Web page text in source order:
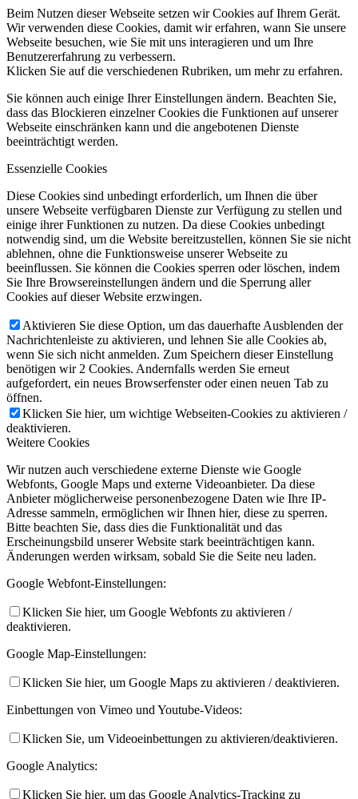
Beim Nutzen dieser Webseite setzen wir Cookies auf Ihrem Gerät.
Wir verwenden diese Cookies, damit wir erfahren, wann Sie unsere
Webseite besuchen, wie Sie mit uns interagieren und um Ihre
Benutzererfahrung zu verbessern.
Klicken Sie auf die verschiedenen Rubriken, um mehr zu erfahren.
Sie können auch einige Ihrer Einstellungen ändern. Beachten Sie,
dass das Blockieren einzelner Cookies die Funktionen auf unserer
Webseite einschränken kann und die angebotenen Dienste
beeinträchtigt werden.
Essenzielle Cookies
Diese Cookies sind unbedingt erforderlich, um Ihnen die über
unsere Webseite verfügbaren Dienste zur Verfügung zu stellen und
einige ihrer Funktionen zu nutzen. Da diese Cookies unbedingt
notwendig sind, um die Website bereitzustellen, können Sie sie nicht
ablehnen, ohne die Funktionsweise unserer Webseite zu
beeinflussen. Sie können die Cookies sperren oder löschen, indem
Sie Ihre Browsereinstellungen ändern und die Sperrung aller
Cookies auf dieser Website erzwingen.
Aktivieren Sie diese Option, um das dauerhafte Ausblenden der
Nachrichtenleiste zu aktivieren, und lehnen Sie alle Cookies ab,
wenn Sie sich nicht anmelden. Zum Speichern dieser Einstellung
benötigen wir 2 Cookies. Andernfalls werden Sie erneut
aufgefordert, ein neues Browserfenster oder einen neuen Tab zu
öffnen.
Klicken Sie hier, um wichtige Webseiten-Cookies zu aktivieren /
deaktivieren.
Weitere Cookies
Wir nutzen auch verschiedene externe Dienste wie Google
Webfonts, Google Maps und externe Videoanbieter. Da diese
Anbieter möglicherweise personenbezogene Daten wie Ihre IP-
Adresse sammeln, ermöglichen wir Ihnen hier, diese zu sperren.
Bitte beachten Sie, dass dies die Funktionalität und das
Erscheinungsbild unserer Website stark beeinträchtigen kann.
Änderungen werden wirksam, sobald Sie die Seite neu laden.
Google Webfont-Einstellungen:
Klicken Sie hier, um Google Webfonts zu aktivieren /
deaktivieren.
Google Map-Einstellungen:
Klicken Sie hier, um Google Maps zu aktivieren / deaktivieren.
Einbettungen von Vimeo und Youtube-Videos:
Klicken Sie, um Videoeinbettungen zu aktivieren/deaktivieren.
Google Analytics:
Klicken Sie hier, um das Google Analytics-Tracking zu